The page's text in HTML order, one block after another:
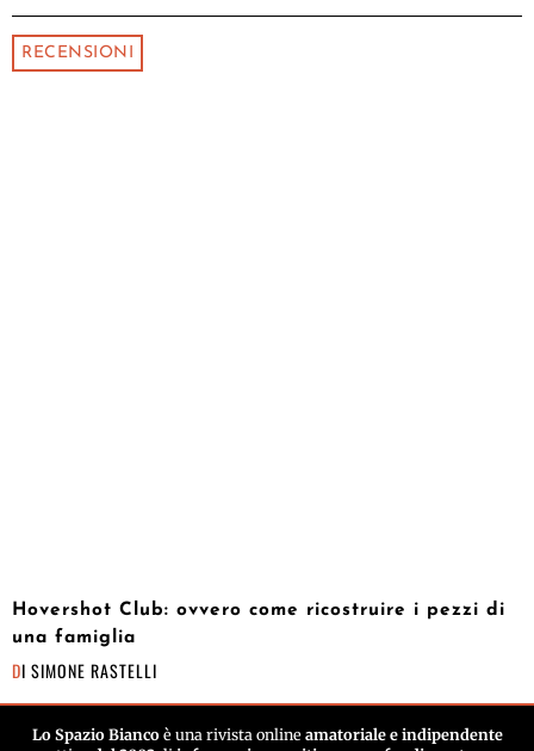
RECENSIONI
Hovershot Club: ovvero come ricostruire i pezzi di
una famiglia
DI SIMONE RASTELLI
Lo Spazio Biancoè una rivista online amatoriale e indipendente